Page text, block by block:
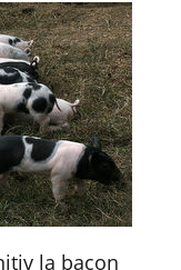
la bacon